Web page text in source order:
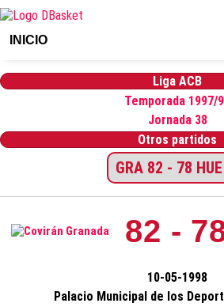
INICIO
Liga ACB
Temporada 1997/
Jornada 38
Otros partidos
82 -
10-05-1998
Palacio Municipal de los